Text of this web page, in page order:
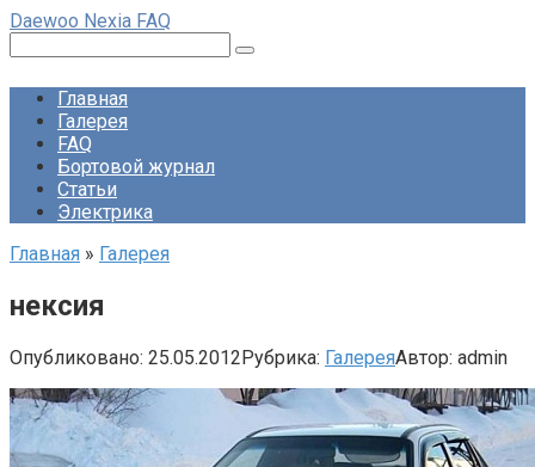
Перейти
контенту
Daewoo Nexia FAQ
Главная
Галерея
FAQ
Бортовой журнал
Статьи
Электрика
Главная » Галерея
нексия
Опубликовано: 25.05.2012Рубрика: ГалереяАвтор: admin